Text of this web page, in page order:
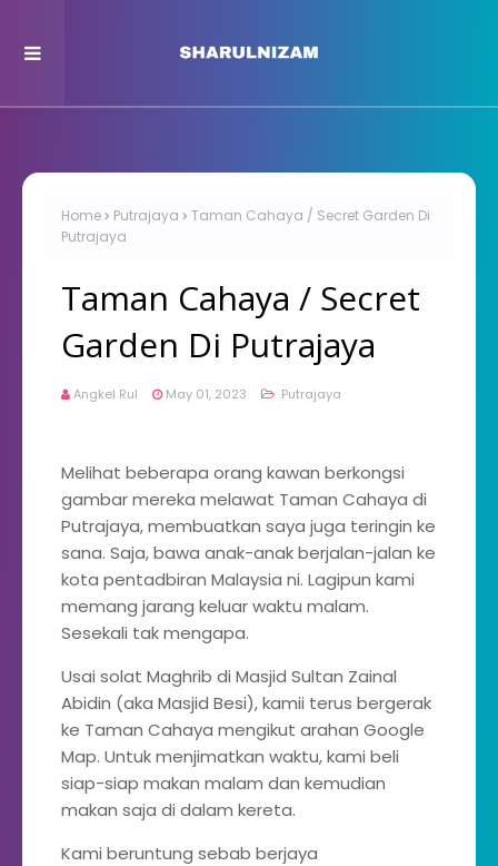
Home Putrajaya
Taman Cahaya / Secret Garden Di
Putrajaya
Taman Cahaya / Secret
Garden Di Putrajaya
Angkel Rul May 01, 2023 Putrajaya
Melihat beberapa orang kawan berkongsi
gambar mereka melawat Taman Cahaya di
Putrajaya, membuatkan saya juga teringin ke
sana. Saja, bawa anak-anak berjalan-jalan ke
kota pentadbiran Malaysia ni. Lagipun kami
memang jarang keluar waktu malam.
Sesekali tak mengapa.
Usai solat Maghrib di Masjid Sultan Zainal
Abidin (aka Masjid Besi), kamii terus bergerak
ke Taman Cahaya mengikut arahan Google
Map. Untuk menjimatkan waktu, kami beli
siap-siap makan malam dan kemudian
makan saja di dalam kereta.
Kami beruntung sebab berjaya